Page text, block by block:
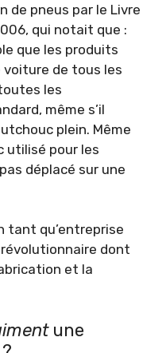
de pneus par le Livre
qui notait que :
que les produits
voiture de tous les
les
même s’il
plein. Même
utilisé pour les
déplacé sur une
tant qu’entreprise
dont
et la
une